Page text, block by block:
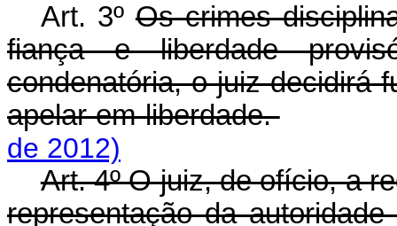
Art. 3ºOs crimes
fiança e liberdade
condenatória, o juiz decidirá
apelar em liberdade.
de 2012)
Art. 4º O juiz, de ofício, a
representação da